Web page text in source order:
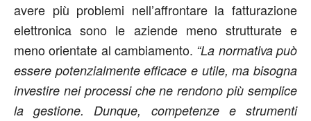
avere più problemi nell’affrontare la fatturazione
elettronica sono le aziende meno strutturate e
meno orientate al cambiamento. “La normativa può
essere potenzialmente efficace e utile, ma bisogna
investire nei processi che ne rendono più semplice
la gestione. Dunque, competenze e strumenti